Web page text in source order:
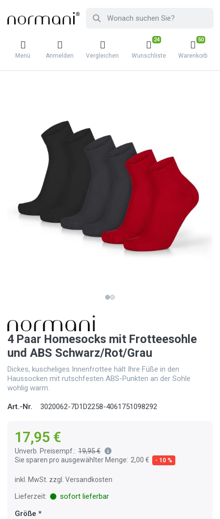
Menü Anmelden Vergleichen
24
Wunschliste
50
Warenkorb
4 Paar Homesocks mit Frotteesohle
und ABS Schwarz/Rot/Grau
Dickes, kuscheliges Innenfrottee hält Ihre Füße in den
Haussocken mit rutschfesten ABS-Punkten an der Sohle
wohlig warm.
Art.-Nr. 3020062-7D1D2258-4061751098292
17,95 €
Unverb. Preisempf.: 19,95 €
Sie sparen pro ausgewählter Menge: 2,00 € - 10 %
inkl. MwSt. zzgl. Versandkosten
Lieferzeit:
sofort lieferbar
Größe